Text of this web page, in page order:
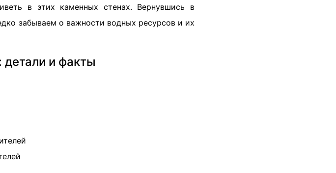
в этих каменных стенах. Вернувшись в
забываем о важности водных ресурсов и их
детали и факты